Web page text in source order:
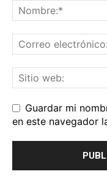
Guardar mi
en este navegador